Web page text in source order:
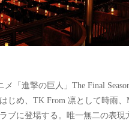
進撃の巨人」The Final
め、TK From 凛として時雨
に登場する。唯一無二の表